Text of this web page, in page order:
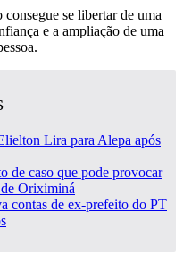
se libertar de uma
e a ampliação de uma
Lira para Alepa após
de caso que pode provocar
Oriximiná
contas de ex-prefeito do PT